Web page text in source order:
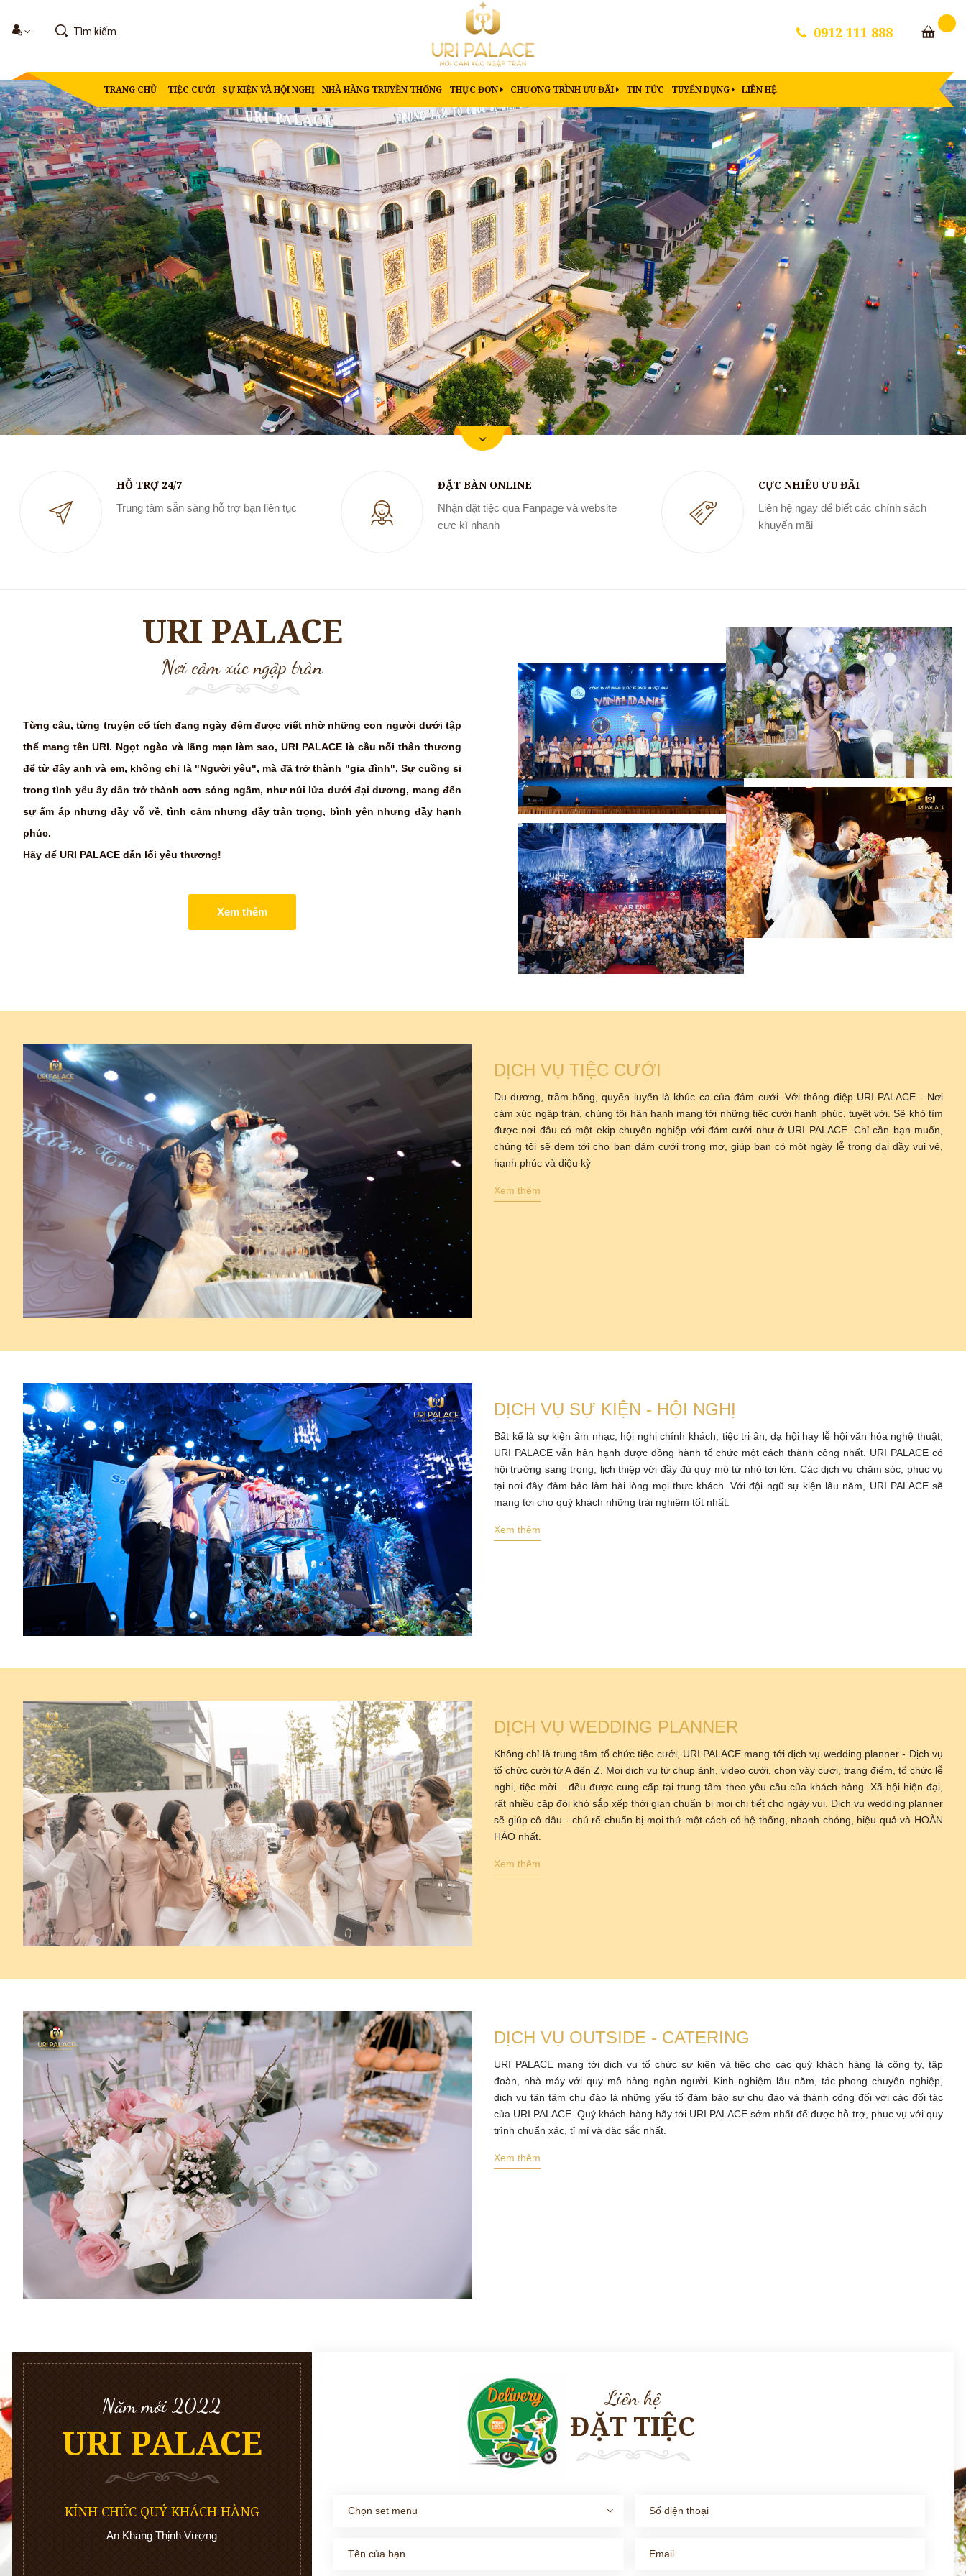
0912 111 888
TRANG CHỦ TIỆC CƯỚI SỰ KIỆN VÀ HỘI NGHỊ NHÀ HÀNG TRUYỀN THỐNG THỰC ĐƠN CHƯƠNG TRÌNH ƯU ĐÃI TIN TỨC TUYỂN DỤNG LIÊN HỆ
HỖ TRỢ 24/7
Trung tâm sẵn sàng hỗ trợ bạn liên tục
ĐẶT BÀN ONLINE
Nhận đặt tiệc qua Fanpage và website
cực kì nhanh
CỰC NHIỀU ƯU ĐÃI
Liên hệ ngay để biết các chính sách
khuyến mãi
URI PALACE
Nơi cảm xúc ngập tràn
Từng câu, từng truyện cổ tích đang ngày đêm được viết nhờ những con người dưới tập
thể mang tên URI. Ngọt ngào và lãng mạn làm sao, URI PALACE là cầu nối thân thương
để từ đây anh và em, không chỉ là "Người yêu", mà đã trở thành "gia đình". Sự cuồng si
trong tình yêu ấy dần trở thành cơn sóng ngầm, như núi lửa dưới đại dương, mang đến
sự ấm áp nhưng đầy vỗ về, tình cảm nhưng đầy trân trọng, bình yên nhưng đầy hạnh
phúc.
Hãy để URI PALACE dẫn lối yêu thương!
Xem thêm
DỊCH VỤ TIỆC CƯỚI
Du dương, trầm bổng, quyến luyến là khúc ca của đám cưới. Với thông điệp URI PALACE - Nơi
cảm xúc ngập tràn, chúng tôi hân hạnh mang tới những tiệc cưới hạnh phúc, tuyệt vời. Sẽ khó tìm
được nơi đâu có một ekip chuyên nghiệp với đám cưới như ở URI PALACE. Chỉ cần bạn muốn,
chúng tôi sẽ đem tới cho bạn đám cưới trong mơ, giúp bạn có một ngày lễ trọng đại đầy vui vẻ,
hạnh phúc và diệu kỳ
Xem thêm
DỊCH VỤ SỰ KIỆN - HỘI NGHỊ
Bất kể là sự kiện âm nhạc, hội nghị chính khách, tiệc tri ân, dạ hội hay lễ hội văn hóa nghệ thuật,
URI PALACE vẫn hân hạnh được đồng hành tổ chức một cách thành công nhất. URI PALACE có
hội trường sang trọng, lịch thiệp với đầy đủ quy mô từ nhỏ tới lớn. Các dịch vụ chăm sóc, phục vụ
tại nơi đây đảm bảo làm hài lòng mọi thực khách. Với đội ngũ sự kiện lâu năm, URI PALACE sẽ
mang tới cho quý khách những trải nghiệm tốt nhất.
Xem thêm
DỊCH VỤ WEDDING PLANNER
Không chỉ là trung tâm tổ chức tiệc cưới, URI PALACE mang tới dịch vụ wedding planner - Dịch vụ
tổ chức cưới từ A đến Z. Mọi dịch vụ từ chụp ảnh, video cưới, chọn váy cưới, trang điểm, tổ chức lễ
nghi, tiệc mời... đều được cung cấp tại trung tâm theo yêu cầu của khách hàng. Xã hội hiện đại,
rất nhiều cặp đôi khó sắp xếp thời gian chuẩn bị mọi chi tiết cho ngày vui. Dịch vụ wedding planner
sẽ giúp cô dâu - chú rể chuẩn bị mọi thứ một cách có hệ thống, nhanh chóng, hiệu quả và HOÀN
HẢO nhất.
Xem thêm
DỊCH VỤ OUTSIDE - CATERING
URI PALACE mang tới dịch vụ tổ chức sự kiện và tiệc cho các quý khách hàng là công ty, tập
đoàn, nhà máy với quy mô hàng ngàn người. Kinh nghiệm lâu năm, tác phong chuyên nghiệp,
dịch vụ tận tâm chu đáo là những yếu tố đảm bảo sự chu đáo và thành công đối với các đối tác
của URI PALACE. Quý khách hàng hãy tới URI PALACE sớm nhất để được hỗ trợ, phục vụ với quy
trình chuẩn xác, tỉ mỉ và đặc sắc nhất.
Xem thêm
Năm mới 2022
URI PALACE
KÍNH CHÚC QUÝ KHÁCH HÀNG
An Khang Thịnh Vượng
Liên hệ
ĐẶT TIỆC